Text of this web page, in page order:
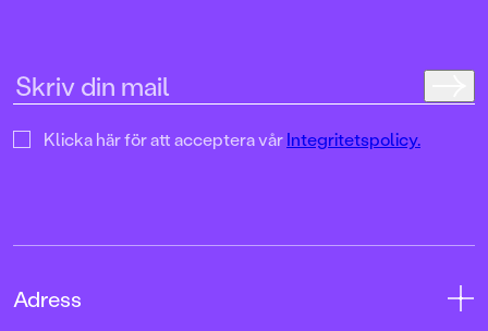
Klicka här för att acceptera vårIntegritetspolicy.
Adress